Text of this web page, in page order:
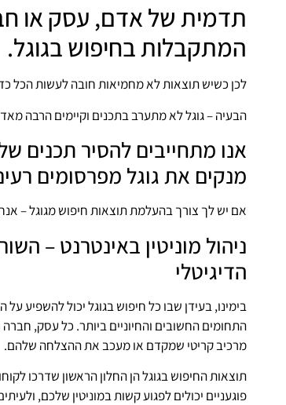
תדמית של אדם, עסק או
המתקבלות בחיפוש בגוגל.
לכן כשיש תוצאות לא מחמיאות חובה לעשות הכל
הבעיה – גוגל לא מתערב בתכנים וקיימים הרבה
אנו מתחייבים להסיר תכנים
מנקים את גוגל מפרסומים
אם יש לך צורך בהעלמת תוצאות חיפוש מגוגל –
ניהול מוניטין באינטרנט –
הדיגיטלי
בימינו, בעידן שבו כל חיפוש בגוגל יכול להשפיע
התחומים החשובים והחיוניים ביותר. כל עסק,
מרכיב קריטי שמקדם או מעכב את ההצלחה שלהם.
תוצאות החיפוש בגוגל הן החלון הראשון שדרכו
פוגעניים יכולים לפגוע קשות במוניטין שלכם,